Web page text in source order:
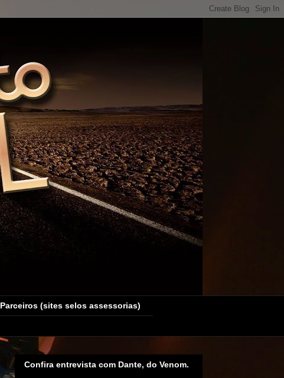
Parceiros (sites selos assessorias)
Confira entrevista com Dante, do Venom.